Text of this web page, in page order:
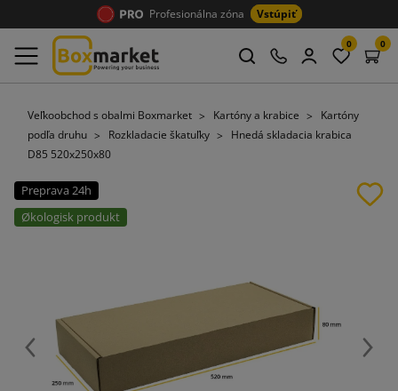
Profesionálna zóna Vstúpiť
0 0
Veľkoobchod s obalmi Boxmarket Kartóny a krabice
Kartóny
podľa druhu
Rozkladacie škatuľky
Hnedá skladacia krabica
D85 520x250x80
Preprava 24h
Økologisk produkt
Späť Ďalej